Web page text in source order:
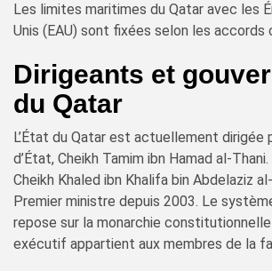
Les limites maritimes du Qatar avec les
Unis (EAU) sont fixées selon les accords
Dirigeants et
du Qatar
L’État du Qatar est actuellement dirigée
d’État, Cheikh Tamim ibn Hamad al-
Cheikh Khaled ibn Khalifa bin Abdelaziz
Premier ministre depuis 2003. Le
repose sur la monarchie
exécutif appartient aux membres de la